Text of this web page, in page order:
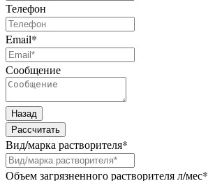
Телефон
Email*
Сообщение
Назад
Рассчитать
Вид/марка растворителя*
Объем загрязненного растворителя л/мес*